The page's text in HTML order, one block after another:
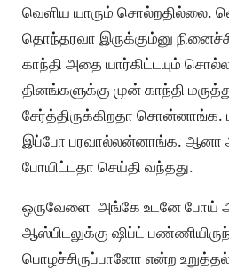
வெளிய யாரும் சொல்றதில்லை.
தொந்தரவா இருக்கும்னு
காந்தி அதை யார்கிட்டயும்
தினங்களுக்கு முன் காந்தி
சேர்த்திருக்கிறதா சொன்னாங்க.
இப்போ பரவால்லன்னாங்க. ஆனா
போயிட்டதா செய்தி வந்தது.
ஒருவேளை அங்கே உடனே போய்
ஆஸ்பிடலுக்கு ஷிப்ட்
பொழச்சிருப்பானோ என்ற உறுத்தல்